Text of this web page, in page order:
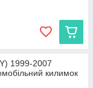
1999-2007
килимок